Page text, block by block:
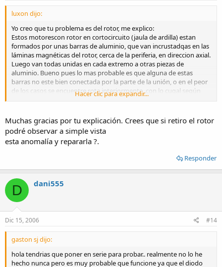
luxon dijo:
Yo creo que tu problema es del rotor, me explico:
Estos motorescon rotor en cortocircuito (jaula de ardilla) estan
formados por unas barras de aluminio, que van incrustadqas en las
láminas magnéticas del rotor, cerca de la periferia, en direccion axial.
Luego van todas unidas en cada extremo a otras piezas de
aluminio. Bueno pues lo mas probable es que alguna de estas
barras no este bien conectada por la parte de la unión, o en el peor
de los casos se encuentre rota interiormente, con lo cuqal según
sea la posición del rotor en el momento del arranque puede ser que
en un sentido el motor seguirá girando en ese sentido. Incluso si el
motor estubiese perfectamente bien, si en el momento de arrancar
tu lo fuerzas en un sentido de giro, este tipo de motor segura
girando en ese sentido.
Hacer clic para expandir...
Muchas gracias por tu explicación. Crees que si retiro el rotor
podré observar a simple vista
esta anomalía y repararla ?.
Responder
D dani555
Dic 15, 2006 #14
gaston sj dijo:
hola tendrias que poner en serie para probar.. realmente no lo he
hecho nunca pero es muy probable que funcione ya que el diodo